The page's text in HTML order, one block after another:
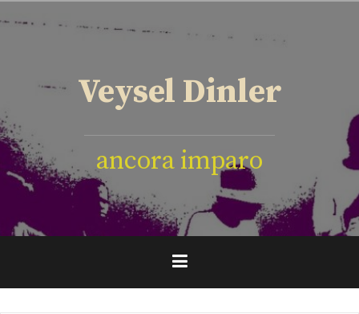
geç
Veysel Dinler
ancora imparo